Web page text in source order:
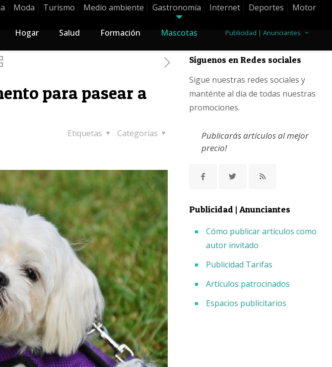
Moda Turismo Medio ambiente Gastronomía Internet Deportes Motor
Hogar Salud Formación Mascotas Publicidad | Anunciantes
para pasear a
Categorías
Etiquetas
Síguenos en Redes sociales
Sigue nuestras redes sociales y
manténte al día de todas nuestras
promociones.
Publicarás artículos al mejor
precio!
Publicidad | Anunciantes
Cómo publicar artículos como
autor invitado
Publicidad Tarifas
Artículos patrocinados
Espacios publicitarios